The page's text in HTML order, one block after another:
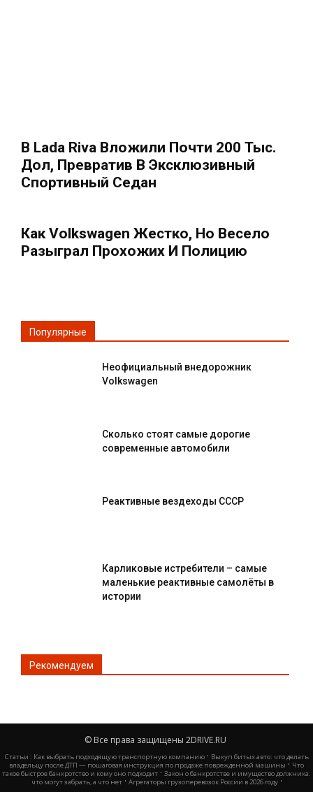
В Lada Riva Вложили Почти 200 Тыс.
Дол, Превратив В Эксклюзивный
Спортивный Седан
Как Volkswagen Жестко, Но Весело
Разыграл Прохожих И Полицию
Популярные
Неофициальный внедорожник
Volkswagen
Сколько стоят самые дорогие
современные автомобили
Реактивные вездеходы СССР
Карликовые истребители – самые
маленькие реактивные самолёты в
истории
Рекомендуем
© Все права защищены 2DRIVE.RU
Статьи : Как выбрать подходящую транспортную компанию· Выкуп битых авто: что делать
владельцу после ДТП — пошаговая инструкция по продаже поврежденной машины· Что
такое быстрое банкротство и кому оно подходит · Закон о банкротстве и имущество должника:
что могут забрать, а что нет· Агрегаторы грузоперевозок России в 2026 году·